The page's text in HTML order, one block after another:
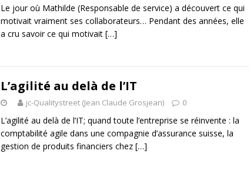
Le jour où Mathilde (Responsable de service) a découvert ce qui
motivait vraiment ses collaborateurs… Pendant des années, elle
a cru savoir ce qui motivait […]
L’agilité au delà de l’IT
jc-Qualitystreet (Jean Claude Grosjean) 0
L’agilité au delà de l’IT; quand toute l’entreprise se réinvente : la
comptabilité agile dans une compagnie d’assurance suisse, la
gestion de produits financiers chez […]